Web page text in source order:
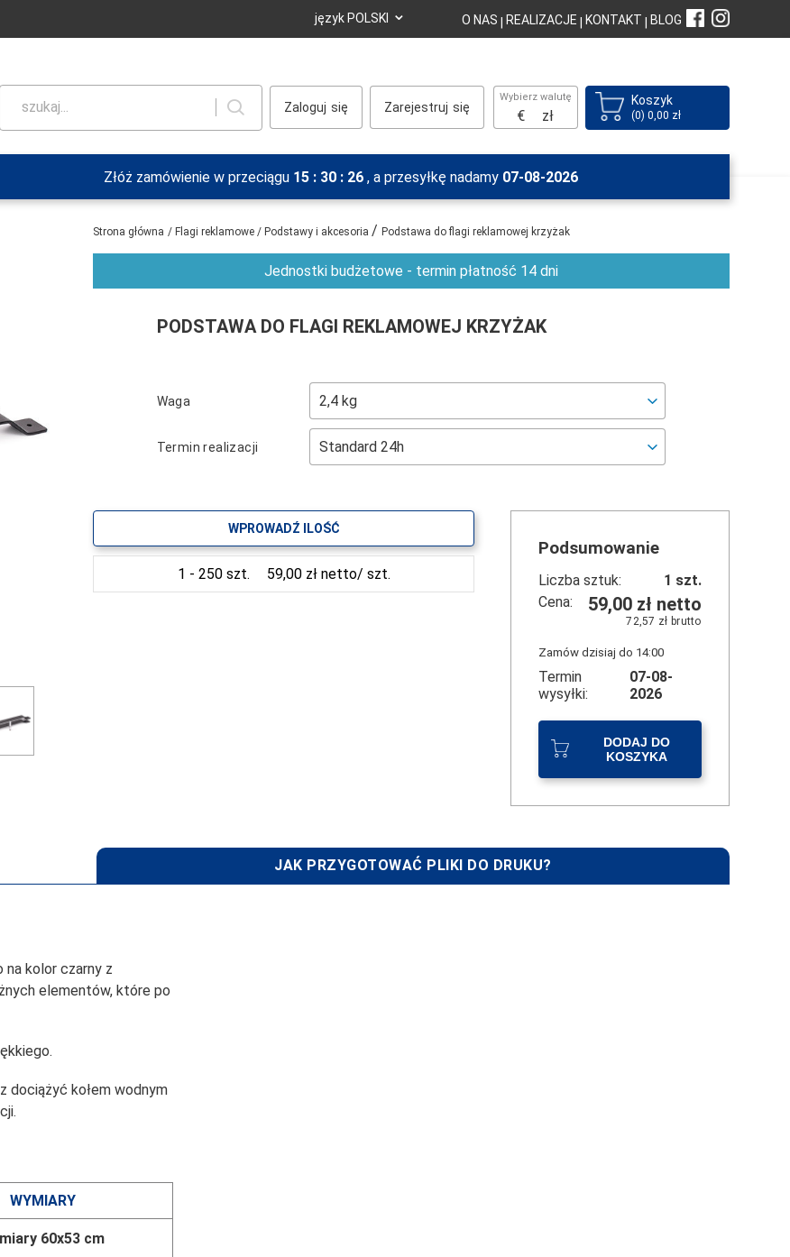
język POLSKI ⌄ O NAS REALIZACJE KONTAKT BLOG
szukaj... Zaloguj Zarejestruj
Wybierz walutę
€ zł
Koszyk
(0) 0,00 zł
Złóż zamówienie w przeciągu 15 : 30 : 26 , a przesyłkę nadamy 07-08-2026
Strona główna / Flagi reklamowe/ Podstawy i akcesoria/Podstawa do flagi reklamowej krzyżak
Jednostki budżetowe - termin płatność 14 dni
PODSTAWA DO FLAGI REKLAMOWEJ KRZYŻAK
Waga
Termin realizacji
WPROWADŹ ILOŚĆ
1 - 250 szt. 59,00 zł netto/ szt.
Podsumowanie
Liczba sztuk: 1 szt.
Cena:
59,00 zł netto
72,57 zł brutto
Zamów dzisiaj do 14:00
Termin
wysyłki:
07-08-
2026
DODAJ DO
KOSZYKA
JAK PRZYGOTOWAĆ PLIKI DO DRUKU?
kolor czarny z
elementów, które po
dociążyć kołem wodnym
WYMIARY
60x53 cm